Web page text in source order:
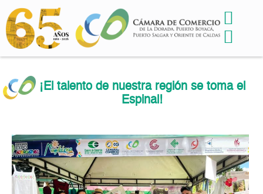
¡El talento de nuestra región se toma el
Espinal!